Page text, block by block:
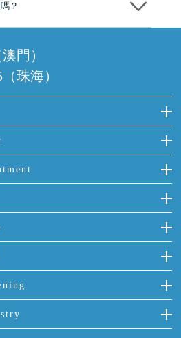
？
門）
珠海）